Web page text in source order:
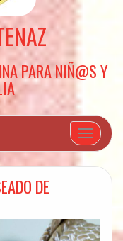
PARA NIÑ@S Y
Cambiar
DE